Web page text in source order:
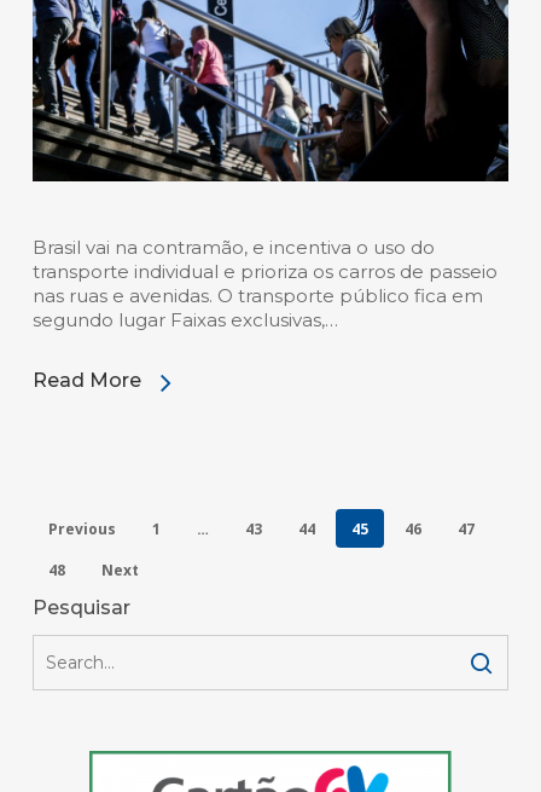
Brasil vai na contramão, e incentiva o uso do
transporte individual e prioriza os carros de passeio
nas ruas e avenidas. O transporte público fica em
segundo lugar Faixas exclusivas,…
Read More
Previous 1 … 43 44 45 46
47
48
Next
Pesquisar